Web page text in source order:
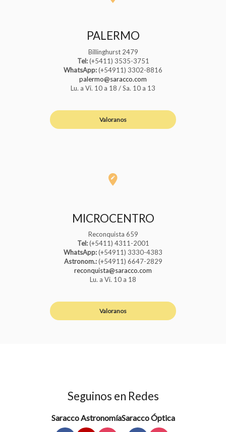
PALERMO
Billinghurst 2479
Tel:(+5411) 3535-3751
WhatsApp:(+54911) 3302-8816
palermo@saracco.com
Lu. a Vi. 10 a 18 / Sa. 10 a 13
Valoranos
MICROCENTRO
Reconquista 659
Tel:(+5411) 4311-2001
WhatsApp:(+54911) 3330-4383
Astronom.:(+54911) 6647-2829
reconquista@saracco.com
Lu. a Vi. 10 a 18
Valoranos
Seguinos en Redes
Saracco AstronomíaSaracco Óptica